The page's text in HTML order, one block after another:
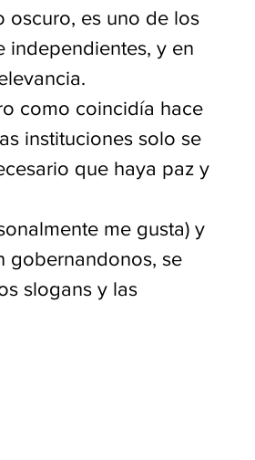
oscuro, es uno de los
independientes, y en
como coincidía hace
instituciones solo se
que haya paz y
me gusta) y
gobernandonos, se
slogans y las